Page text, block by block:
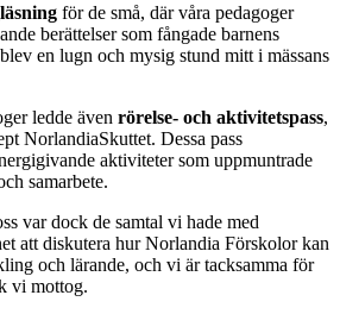
för de små, där våra pedagoger
berättelser som fångade barnens
en lugn och mysig stund mitt i mässans
ledde även rörelse- och aktivitetspass,
NorlandiaSkuttet. Dessa pass
aktiviteter som uppmuntrade
samarbete.
var dock de samtal vi hade med
att diskutera hur Norlandia Förskolor kan
och lärande, och vi är tacksamma för
vi mottog.